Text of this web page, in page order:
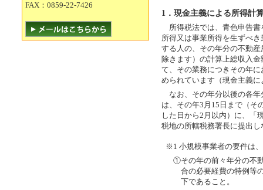
1．現金主義による所得計
所得税法では、青色申告書
所得又は事業所得を生ずべ
する人の、その年分の不動
除きます）の計算上総収入
て、その業務につきその年
められています（現金主義
なお、その年分以後の各年
は、その年3月15日まで（そ
した日から2月以内）に、「
税地の所轄税務署長に提出
※1 小規模事業者の要件は
①その年の前々年分の不
合の必要経費の特例等
下であること。
FAX：0859-22-7426